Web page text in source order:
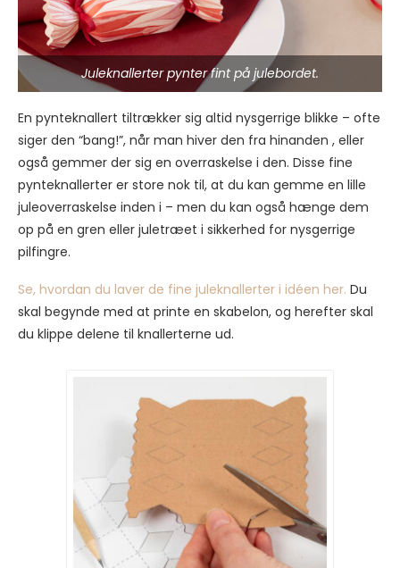
Juleknallerter pynter fint på julebordet.
En pynteknallert tiltrækker sig altid nysgerrige blikke – ofte
siger den “bang!”, når man hiver den fra hinanden , eller
også gemmer der sig en overraskelse i den. Disse fine
pynteknallerter er store nok til, at du kan gemme en lille
juleoverraskelse inden i – men du kan også hænge dem
op på en gren eller juletræet i sikkerhed for nysgerrige
pilfingre.
Se, hvordan du laver de fine juleknallerter i idéen her. Du
skal begynde med at printe en skabelon, og herefter skal
du klippe delene til knallerterne ud.